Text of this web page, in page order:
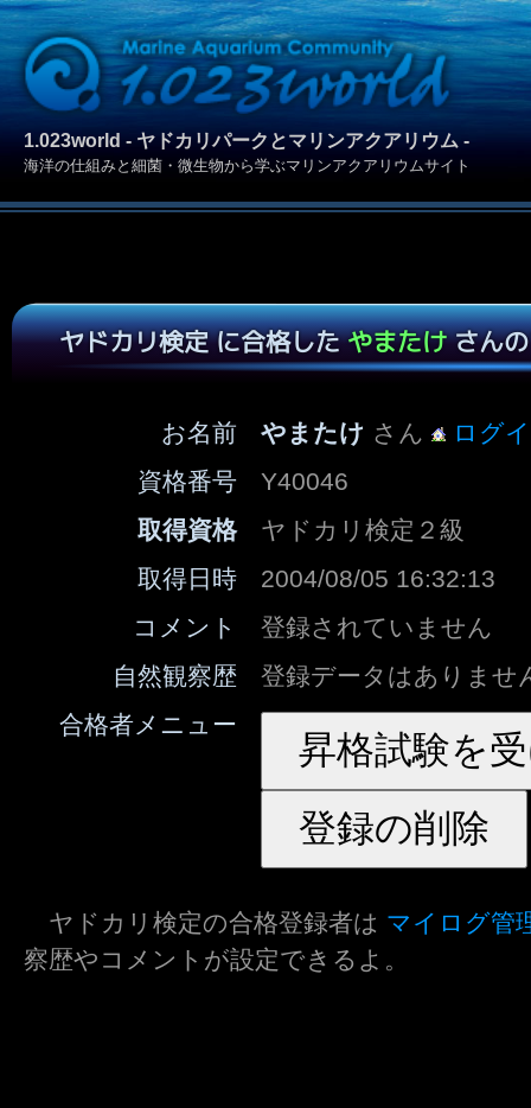
1.023world - ヤドカリパークとマリンアクアリウム -
海洋の仕組みと細菌・微生物から学ぶマリンアクアリウムサイト
ヤドカリ検定 に合格したやまたけさん
お名前 やまたけ さん
ログ
資格番号
Y40046
取得資格
ヤドカリ検定２級
取得日時
2004/08/05 16:32:13
コメント
登録されていません
自然観察歴
登録データはありませ
合格者メニュー
ヤドカリ検定の合格登録者は マイログ管
察歴やコメントが設定できるよ。